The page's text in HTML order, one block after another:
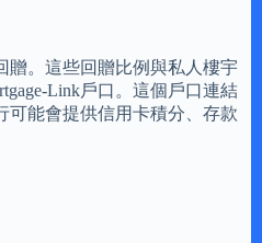
贈。這些回贈比例與私人樓宇
Link戶口。這個戶口連結
可能會提供信用卡積分、存款